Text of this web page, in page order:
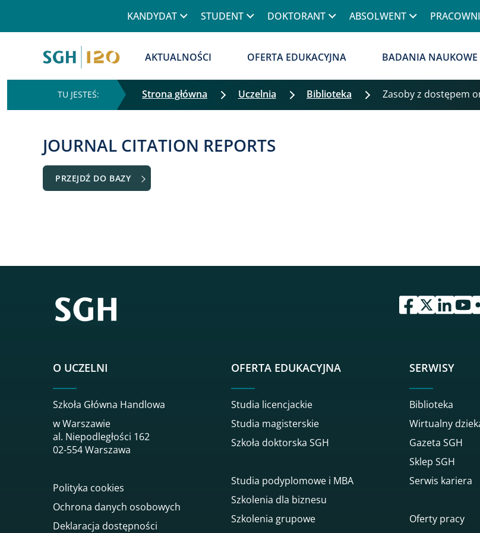
KANDYDAT STUDENT DOKTORANT ABSOLWENT
AKTUALNOŚCI
OFERTA EDUKACYJNA BADANIA NAUKOWE
Strona główna Uczelnia Biblioteka Zasoby z dostępem
JOURNAL CITATION REPORTS
PRZEJDŹ DO BAZY
przejdź do
przejdź do
przejdź
O UCZELNI
Szkoła Główna Handlowa
w Warszawie
al. Niepodległości 162
02-554 Warszawa
Polityka cookies
Ochrona danych osobowych
Deklaracja dostępności
OFERTA EDUKACYJNA
Studia licencjackie
Studia magisterskie
Szkoła doktorska SGH
Studia podyplomowe i MBA
Szkolenia dla biznesu
Szkolenia grupowe
SERWISY
Biblioteka
Wirtualny
Gazeta SGH
Sklep SGH
Serwis kariera
Oferty pracy